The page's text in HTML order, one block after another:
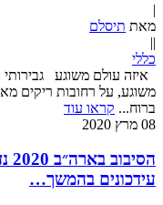
|
מאת תיסלם
|
|
כללי
איזה עולם משוגע
משוגע, על רחובות ריקים
ברוח... קראו עוד
08 מרץ 2020
עידכונים בהמשך…